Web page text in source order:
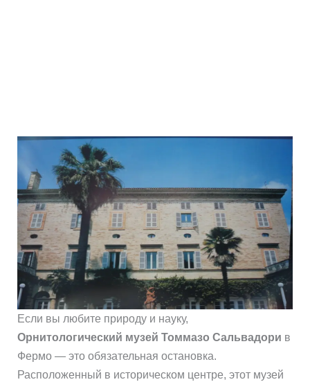
Если вы любите природу и науку,
Орнитологический музей Томмазо Сальвадори в
Фермо — это обязательная остановка.
Расположенный в историческом центре, этот музей